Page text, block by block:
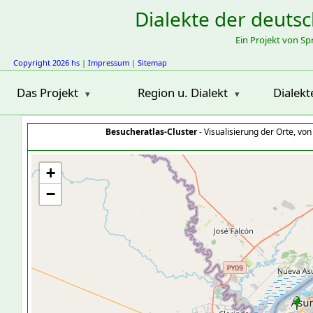
Dialekte der
Ein Projekt von
Copyright 2026 hs | Impressum | Sitemap
Das Projekt Region u. Dialekt
Besucheratlas-Cluster- Visualisierung der Orte,
+
−